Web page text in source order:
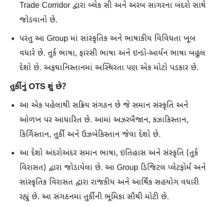
Trade Corridor દ્વારા બ્લેક સી અને અરબ સાગરના બંદરો સાથે
જોડવાનો છે.
પરંતુ આ Group માં સાંસ્કૃતિક અને ભાષાકીય વિવિધતા ખૂબ
વધારે છે. તુર્ક ભાષા, ફારસી ભાષા અને ઇન્ડો-આર્યન ભાષા બહુલ
દેશો છે. અફઘાનિસ્તાનમાં અસ્થિરતા પણ એક મોટો પડકાર છે.
તુર્કીનું OTS શું છે?
આ એક પહેલાથી સક્રિય સંગઠન છે જે સમાન સંસ્કૃતિ અને
ઓળખ પર આધારિત છે. આમાં અઝરબૈજાન, કઝાકિસ્તાન,
કિર્ગિસ્તાન, તુર્કી અને ઉઝબેકિસ્તાન જેવા દેશો છે.
આ દેશો અંદરોઅંદર સમાન ભાષા, ઇતિહાસ અને સંસ્કૃતિ (તુર્ક
વિરાસત) દ્વારા જોડાયેલા છે. આ Group ડિજિટલ પ્લેટફોર્મ અને
સાંસ્કૃતિક વિરાસત દ્વારા રાજકીય અને આર્થિક સહયોગ વધારી
રહ્યું છે. આ સંગઠનમાં તુર્કીની ભૂમિકા સૌથી મોટી છે.